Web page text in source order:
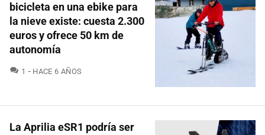
bicicleta en una ebike para
la nieve existe: cuesta 2.300
euros y ofrece 50 km de
autonomía
1 COMENTARIOS
HACE 6 AÑOS
La Aprilia eSR1 podría ser